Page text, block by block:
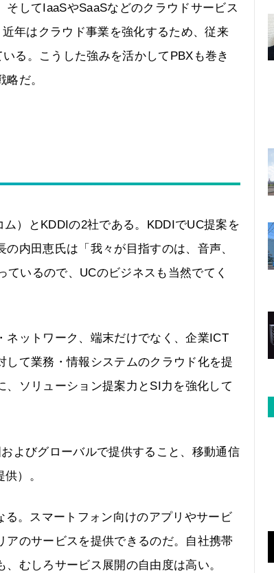
してIaaSやSaaSなどのクラウドサービス
年はクラウド事業を強化するため、従来
る。こうした強みを活かしてPBXも巻き
だ。
）とKDDIの2社である。KDDIでUC提案を
内田恵氏は「我々が目指すのは、音声、
いるので、UCのビジネスも当然でてく
ットワーク、端末だけでなく、企業ICT
て業務・情報システムのクラウド化を提
ソリューション提案力とSI力を強化して
よびグローバルで提供すること、移動通信
）。
。スマートフォン向けのアプリやサービ
のサービスを提供できるのだ。自社携帯
むしろサービス展開の自由度は高い。